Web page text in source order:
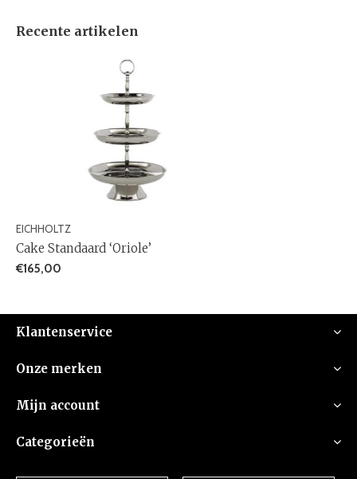
Recente artikelen
EICHHOLTZ
Cake Standaard ‘Oriole’
€165,00
Klantenservice
Onze merken
Mijn account
Categorieën